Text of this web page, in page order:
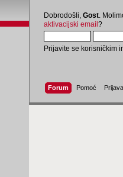
Dobrodošli, Gost .
aktivacijski email?
Prijavite se korisničkim
Forum Pomoć Prijava